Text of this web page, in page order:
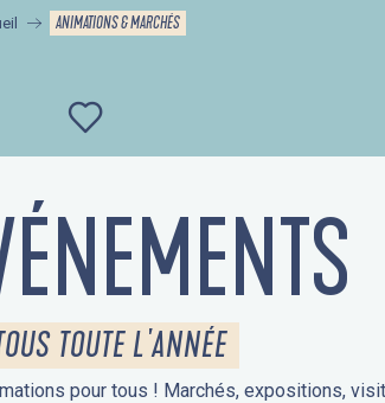
ANIMATIONS & MARCHÉS
Ajouter aux favoris
TOUTE L'ANNÉE
pour tous ! Marchés, expositions,